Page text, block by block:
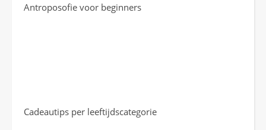
Antroposofie voor beginners
Cadeautips per leeftijdscategorie